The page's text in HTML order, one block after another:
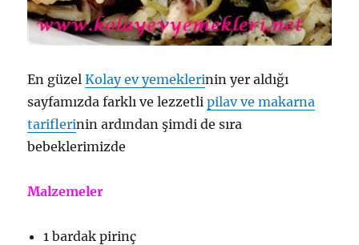
En güzelKolay ev yemeklerinin yer aldığı
sayfamızda farklı ve lezzetlipilav ve makarna
tariflerinin ardından şimdi de sıra
bebeklerimizde
Malzemeler
1 bardak pirinç